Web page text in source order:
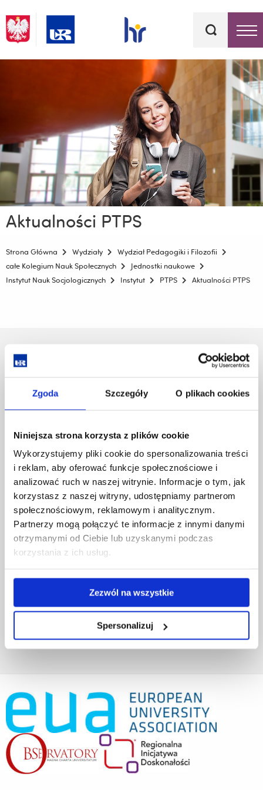
Zgoda Szczegóły O plikach cookies
Niniejsza strona korzysta z plików cookie
Wykorzystujemy pliki cookie do spersonalizowania treści
i reklam, aby oferować funkcje społecznościowe i
analizować ruch w naszej witrynie. Informacje o tym, jak
korzystasz z naszej witryny, udostępniamy partnerom
społecznościowym, reklamowym i analitycznym.
Partnerzy mogą połączyć te informacje z innymi danymi
otrzymanymi od Ciebie lub uzyskanymi podczas
korzystania z ich usług.
Zezwól na wszystkie
Spersonalizuj
kluczowe
Aktualności PTPS
Strona Główna Wydziały
Wydział Pedagogiki i Filozofii
całe Kolegium Nauk Społecznych
Jednostki naukowe
Instytut Nauk Socjologicznych
Instytut PTPS Aktualności PTPS
Pomiń
do
treści
Polityka prywatności
Biblioteka
Wydawnictwo
Covid info
Studia podyplomowe
Zamówienia publiczne
Fundusze strukturalne
Projekty współfinansowane przez UE
Projekty realizowane z KPO
Wynajem sal
Deklaracja dostępności cyfrowej
Rachunek bankowy UR
Darowizny